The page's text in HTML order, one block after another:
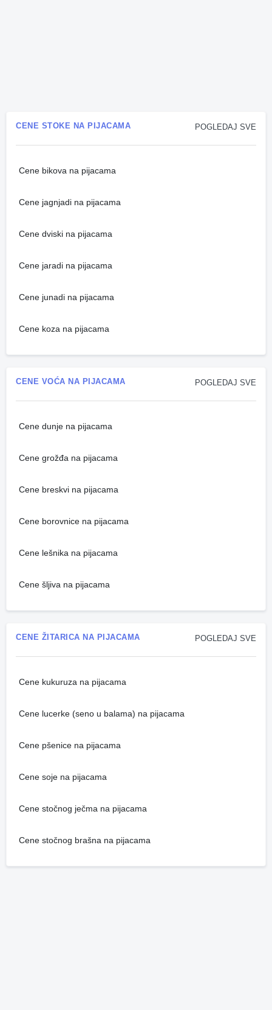
POGLEDAJ SVE
CENE STOKE NA PIJACAMA
Cene bikova na pijacama
Cene jagnjadi na pijacama
Cene dviski na pijacama
Cene jaradi na pijacama
Cene junadi na pijacama
Cene koza na pijacama
POGLEDAJ SVE
CENE VOĆA NA PIJACAMA
Cene dunje na pijacama
Cene grožđa na pijacama
Cene breskvi na pijacama
Cene borovnice na pijacama
Cene lešnika na pijacama
Cene šljiva na pijacama
POGLEDAJ SVE
CENE ŽITARICA NA PIJACAMA
Cene kukuruza na pijacama
Cene lucerke (seno u balama) na pijacama
Cene pšenice na pijacama
Cene soje na pijacama
Cene stočnog ječma na pijacama
Cene stočnog brašna na pijacama